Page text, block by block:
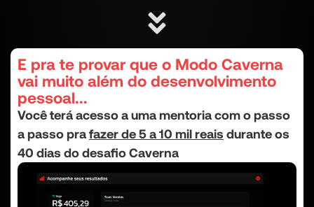
E pra te provar que o Modo Caverna
vai muito além do desenvolvimento
pessoal...
Você terá acesso a uma mentoria com o passo
a passo prafazer de 5 a 10 mil reais durante os
40 dias do desafio Caverna